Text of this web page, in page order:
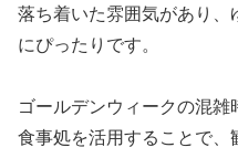
落ち着いた雰囲気があり、
にぴったりです。
ゴールデンウィークの混
食事処を活用することで、